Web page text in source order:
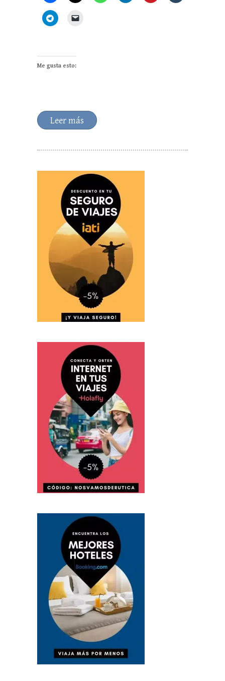
Me gusta esto:
Leer más